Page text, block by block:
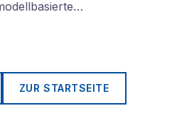
ZUR STARTSEITE